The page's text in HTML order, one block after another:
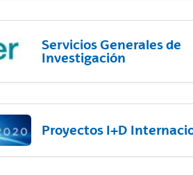
Servicios Generales de
Investigación
Proyectos I+D